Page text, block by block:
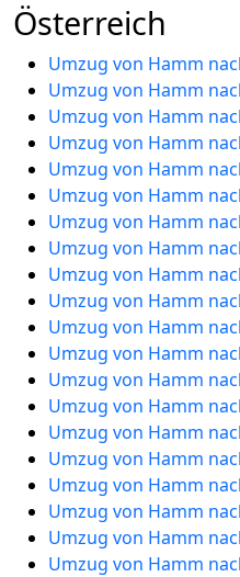
Österreich
Umzug von Hamm
Umzug von Hamm
Umzug von Hamm
Umzug von Hamm
Umzug von Hamm
Umzug von Hamm
Umzug von Hamm
Umzug von Hamm
Umzug von Hamm
Umzug von Hamm
Umzug von Hamm
Umzug von Hamm
Umzug von Hamm
Umzug von Hamm
Umzug von Hamm
Umzug von Hamm
Umzug von Hamm
Umzug von Hamm
Umzug von Hamm
Umzug von Hamm